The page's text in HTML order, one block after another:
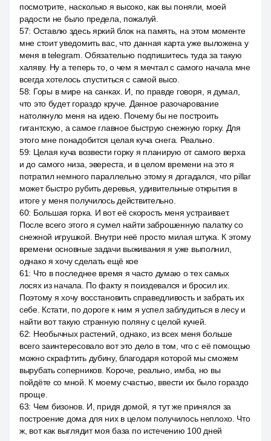
посмотрите, насколько я высоко, как вы поняли, моей
радости не было предела, пожалуй.
57: Оставлю здесь яркий блок на память, на этом моменте
мне стоит уведомить вас, что данная карта уже выложена у
меня в telegram. Обязательно подпишитесь туда за такую
халяву. Ну а теперь то, о чем я мечтал с самого начала мне
всегда хотелось спуститься с самой высо.
58: Горы в мире на санках. И, по правде говоря, я думал,
что это будет гораздо круче. Данное разочарование
натолкнуло меня на идею. Почему бы не построить
гигантскую, а самое главное быструю снежную горку. Для
этого мне понадобится целая куча снега. Реально.
59: Целая куча возвести горку я планирую от самого верха
и до самого низа, эвереста, и в целом времени на это я
потратил немного параллельно этому я догадался, что pillar
может быстро рубить деревья, удивительные открытия в
итоге у меня получилось действительно.
60: Большая горка. И вот её скорость меня устраивает.
После всего этого я сумел найти заброшенную палатку со
снежной игрушкой. Внутри неё просто милая штука. К этому
времени основные задачи выживания я уже выполнил,
однако я хочу сделать ещё кое
61: Что в последнее время я часто думаю о тех самых
лосях из начала. По факту я поиздевался и бросил их.
Поэтому я хочу восстановить справедливость и забрать их
себе. Кстати, по дороге к ним я успел заблудиться в лесу и
найти вот такую странную поляну с целой кучей.
62: Необычных растений, однако, из всех меня больше
всего заинтересовало вот это дело в том, что с её помощью
можно скрафтить дубину, благодаря которой мы сможем
вырубать соперников. Короче, реально, имба, но вы
пойдёте со мной. К моему счастью, ввести их было гораздо
проще.
63: Чем бизонов. И, придя домой, я тут же принялся за
построение дома для них в целом получилось неплохо. Что
ж, вот как выглядит моя база по истечению 100 дней